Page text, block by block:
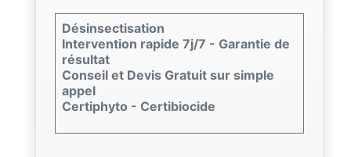
Désinsectisation
Intervention rapide 7j/7 - Garantie de
résultat
Conseil et Devis Gratuit sur simple
appel
Certiphyto - Certibiocide